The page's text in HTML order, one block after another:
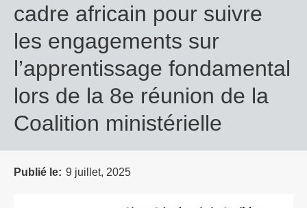
cadre africain pour suivre
les engagements sur
l’apprentissage fondamental
lors de la 8e réunion de la
Coalition ministérielle
Publié le 9 juillet, 2025